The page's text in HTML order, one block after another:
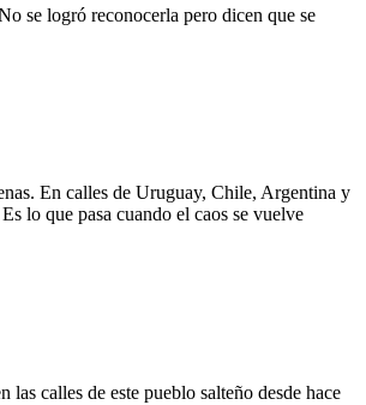
se logró reconocerla pero dicen que se
En calles de Uruguay, Chile, Argentina y
lo que pasa cuando el caos se vuelve
calles de este pueblo salteño desde hace